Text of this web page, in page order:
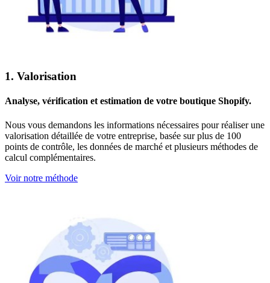
1. Valorisation
Analyse, vérification et estimation de votre boutique Shopify.
Nous vous demandons les informations nécessaires pour réaliser une
valorisation détaillée de votre entreprise, basée sur plus de 100
points de contrôle, les données de marché et plusieurs méthodes de
calcul complémentaires.
Voir notre méthode